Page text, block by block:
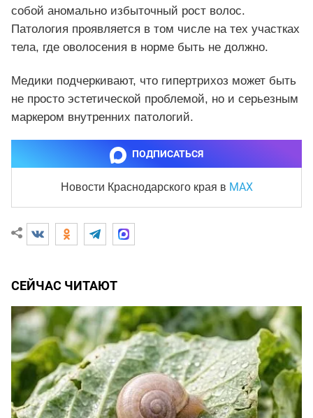
собой аномально избыточный рост волос.
Патология проявляется в том числе на тех участках
тела, где оволосения в норме быть не должно.
Медики подчеркивают, что гипертрихоз может быть
не просто эстетической проблемой, но и серьезным
маркером внутренних патологий.
ПОДПИСАТЬСЯ
Новости Краснодарского края в MAX
СЕЙЧАС ЧИТАЮТ